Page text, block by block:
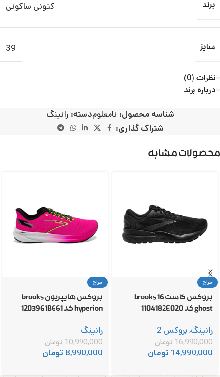
برند کتونی ساکونی
سایز 39
نظرات (0)
درباره برند
شناسه محصول: نامعلومدسته: رانینگ
اشتراک گذاری:
محصولات مشابه
حراج
بروکس گاست 16 brooks
ghost کد 1104182E020
رانینگ,بروکس 2
16,990,000تومان
14,990,000 تومان
حراج
بروکس هایپریون brooks
hyperion کد 1203961B661
رانینگ
10,990,000تومان
8,990,000 تومان